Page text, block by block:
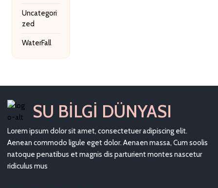
Uncategori
zed
WaterFall
SU BILGI DÜNYASI
Lorem ipsum dolor sit amet, consectetuer adipiscing elit.
Aenean commodo ligule eget dolor. Aenaen massa, Cum soolis
natoque penatibus et magnis dis parturient montes nascetur
ridiculus mus